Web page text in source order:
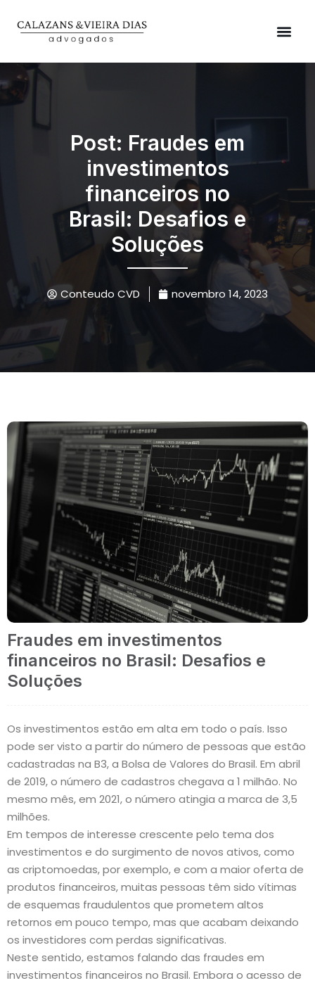
Post: Fraudes em
investimentos
financeiros no
Brasil: Desafios e
Soluções
Conteudo CVD novembro 14, 2023
Fraudes em investimentos
financeiros no Brasil: Desafios e
Soluções
Os investimentos estão em alta em todo o país. Isso
pode ser visto a partir do número de pessoas que estão
cadastradas na B3, a Bolsa de Valores do Brasil. Em abril
de 2019, o número de cadastros chegava a 1 milhão. No
mesmo mês, em 2021, o número atingia a marca de 3,5
milhões.
Em tempos de interesse crescente pelo tema dos
investimentos e do surgimento de novos ativos, como
as criptomoedas, por exemplo, e com a maior oferta de
produtos financeiros, muitas pessoas têm sido vítimas
de esquemas fraudulentos que prometem altos
retornos em pouco tempo, mas que acabam deixando
os investidores com perdas significativas.
Neste sentido, estamos falando das fraudes em
investimentos financeiros no Brasil. Embora o acesso de